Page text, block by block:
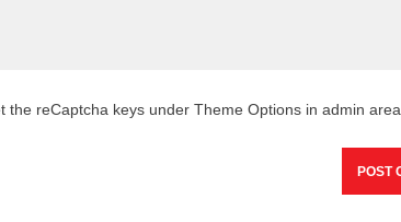
the reCaptcha keys under Theme Options in admin area